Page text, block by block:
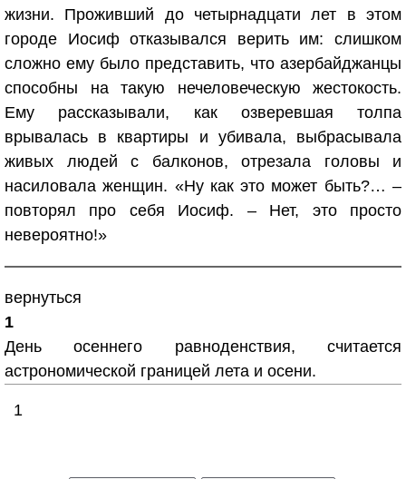
жизни. Проживший до четырнадцати лет в этом
городе Иосиф отказывался верить им: слишком
сложно ему было представить, что азербайджанцы
способны на такую нечеловеческую жестокость.
Ему рассказывали, как озверевшая толпа
врывалась в квартиры и убивала, выбрасывала
живых людей с балконов, отрезала головы и
насиловала женщин. «Ну как это может быть?… –
повторял про себя Иосиф. – Нет, это просто
невероятно!»
вернуться
1
День осеннего равноденствия, считается
астрономической границей лета и осени.
1